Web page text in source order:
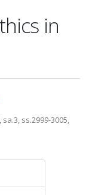
in
ss.2999-3005,